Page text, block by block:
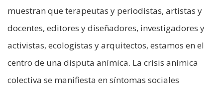
muestran que terapeutas y periodistas, artistas y
docentes, editores y diseñadores, investigadores y
activistas, ecologistas y arquitectos, estamos en el
centro de una disputa anímica. La crisis anímica
colectiva se manifiesta en síntomas sociales